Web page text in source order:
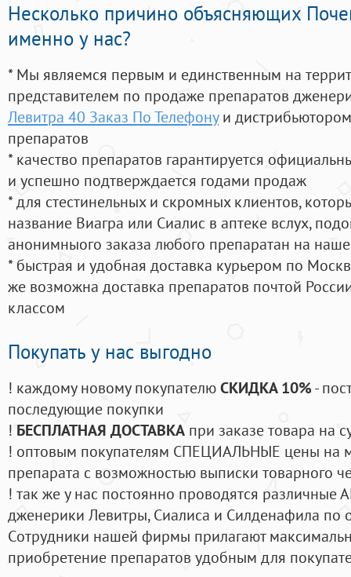
Несколько причино объясняющих
именно у нас?
* Мы являемся первым и единственным на
представителем по продаже препаратов
Левитра 40 Заказ По Телефонуи
препаратов
* качество препаратов гарантируется
и успешно подтверждается годами продаж
* для стестинельных и скромных клиентов,
название Виагра или Сиалис в аптеке вслух,
анонимныого заказа любого препаратан на
* быстрая и удобная доставка курьером по
же возможна доставка препаратов почтой
классом
Покупать у нас выгодно
! каждому новому покупателюСКИДКА 10%-
последующие покупки
! БЕСПЛАТНАЯ ДОСТАВКА при заказе товара на
! оптовым покупателям СПЕЦИАЛЬНЫЕ цены на
препарата с возможностью выписки товарного
! так же у нас постоянно проводятся
дженерики Левитры, Сиалиса и Силденафила по
Cотрудники нашей фирмы прилагают
приобретение препаратов удобным для